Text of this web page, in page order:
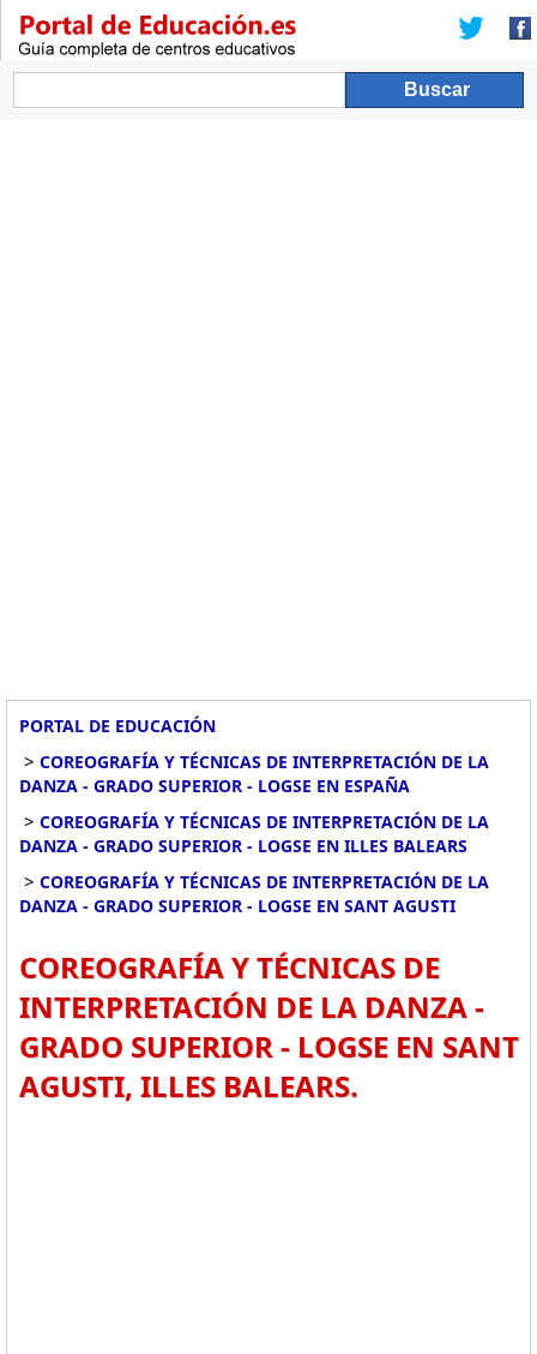
PORTAL DE EDUCACIÓN
> COREOGRAFÍA Y TÉCNICAS DE INTERPRETACIÓN DE LA
DANZA - GRADO SUPERIOR - LOGSE EN ESPAÑA
> COREOGRAFÍA Y TÉCNICAS DE INTERPRETACIÓN DE LA
DANZA - GRADO SUPERIOR - LOGSE EN ILLES BALEARS
> COREOGRAFÍA Y TÉCNICAS DE INTERPRETACIÓN DE LA
DANZA - GRADO SUPERIOR - LOGSE EN SANT AGUSTI
COREOGRAFÍA Y TÉCNICAS DE
INTERPRETACIÓN DE LA DANZA -
GRADO SUPERIOR - LOGSE EN SANT
AGUSTI, ILLES BALEARS.